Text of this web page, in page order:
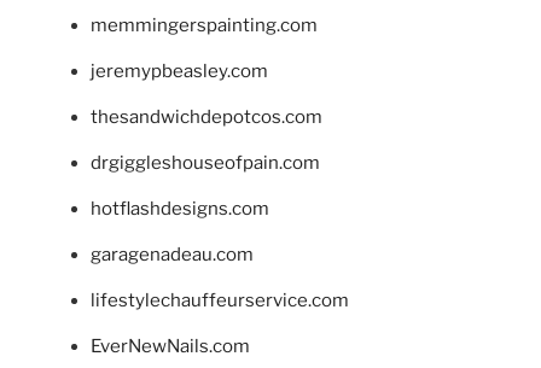
memmingerspainting.com
jeremypbeasley.com
thesandwichdepotcos.com
drgiggleshouseofpain.com
hotflashdesigns.com
garagenadeau.com
lifestylechauffeurservice.com
EverNewNails.com